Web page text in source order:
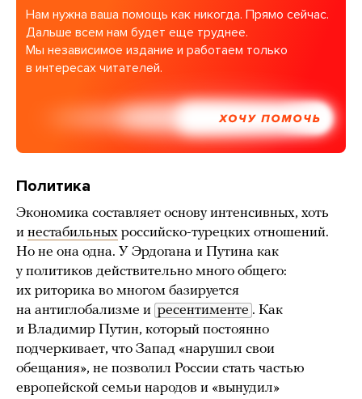
Нам нужна ваша помощь как никогда. Прямо сейчас.
Дальше всем нам будет еще труднее.
Мы независимое издание и работаем только
в интересах читателей.
ХОЧУ ПОМОЧЬ
Политика
Экономика составляет основу интенсивных, хоть
и нестабильных российско-турецких отношений.
Но не она одна. У Эрдогана и Путина как
у политиков действительно много общего:
их риторика во многом базируется
на антиглобализме и ресентименте . Как
и Владимир Путин, который постоянно
подчеркивает, что Запад «нарушил свои
обещания», не позволил России стать частью
европейской семьи народов и «вынудил»